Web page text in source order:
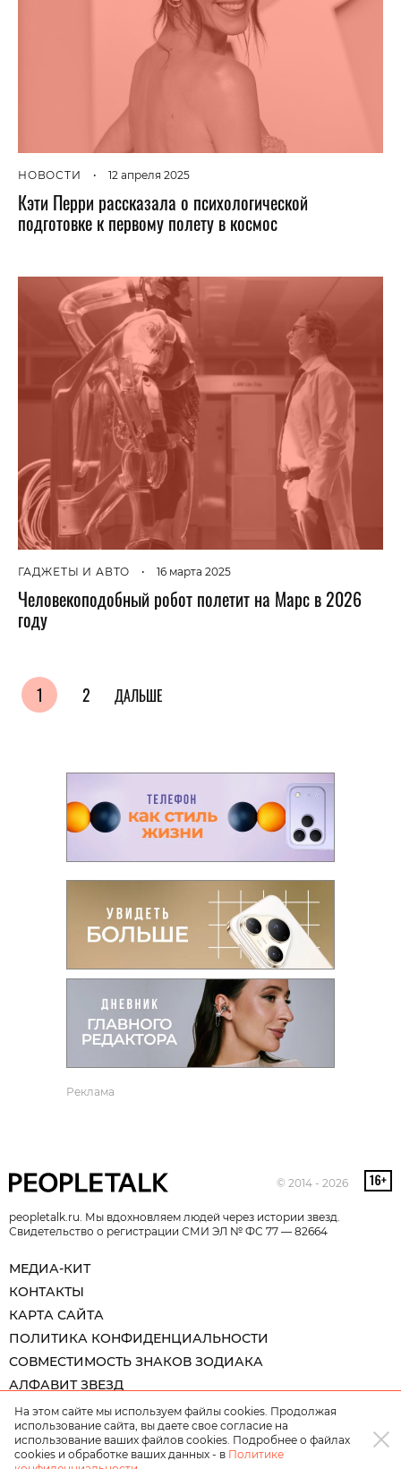
НОВОСТИ • 12 апреля 2025
Кэти Перри рассказала о психологической
подготовке к первому полету в космос
ГАДЖЕТЫ И АВТО • 16 марта 2025
Человекоподобный робот полетит на Марс в 2026
году
1 2 ДАЛЬШЕ
Реклама
© 2014 - 2026
peopletalk.ru. Мы вдохновляем людей через истории звезд.
Свидетельство о регистрации СМИ ЭЛ № ФС 77 — 82664
МЕДИА-КИТ
КОНТАКТЫ
КАРТА САЙТА
ПОЛИТИКА КОНФИДЕНЦИАЛЬНОСТИ
СОВМЕСТИМОСТЬ ЗНАКОВ ЗОДИАКА
АЛФАВИТ ЗВЕЗД
На этом сайте мы используем файлы cookies. Продолжая
использование сайта, вы даете свое согласие на
использование ваших файлов cookies. Подробнее о файлах
cookies и обработке ваших данных - в Политике